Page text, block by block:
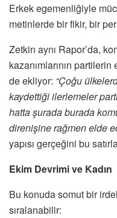
Erkek egemenliğiyle
metinlerde bir fikir, bir
Zetkin aynı Rapor’da,
kazanımlarının
de ekliyor: “Çoğu
kaydettiği ilerlemeler
hatta şurada burada
direnişine rağmen elde
yapısı gerçeğini bu
Ekim Devrimi ve Kadın
Bu konuda somut bir
sıralanabilir: